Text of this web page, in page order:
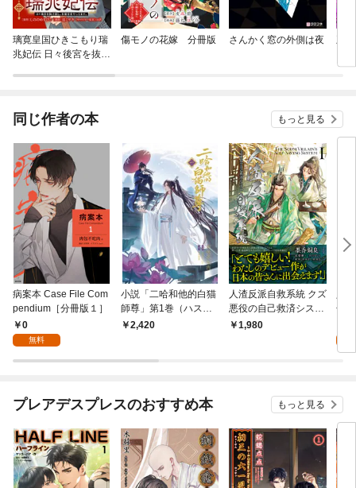
璃寛皇国ひきこもり瑞
兆妃伝 日々後宮を抜け
傷モノの花嫁 分冊版 さんかく窓の外側は夜
ン
同じ作者の本 もっと見る
病案本 Case File Com
pendium［分冊版１］
0
無料
小説「二哈和他的白猫
師尊」第1巻（ハスキ
ーとかれのしろねこし
2,420
人渣反派自救系統 クズ
悪役の自己救済システ
ム（１）
1,980
冊
プレアデスプレスのおすすめ本 もっと見る